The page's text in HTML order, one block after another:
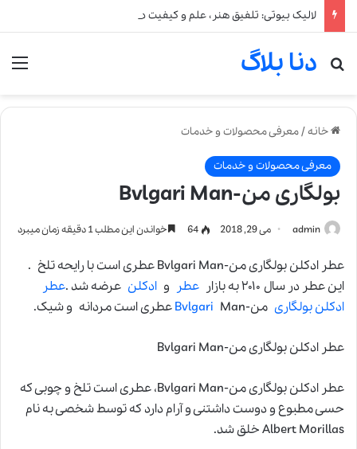
لالیک بیوتی: تلفیق هنر، علم و کیفیت در خلق عطرهای لالیک
دنا بلاگ
جستجو برای
خانه/معرفی محصولات و خدمات
معرفی محصولات و خدمات
بولگاری من-Bvlgari Man
admin می 29, 2018 64 خواندن این مطلب 1 دقیقه زمان میبرد
عطر ادکلن بولگاری من-Bvlgari Man عطری است با رایحه تلخ .
این عطر در سال ۲۰۱۰ به بازار
عطر و ادکلن عرضه شد .عطر
ادکلن بولگاری من- Bvlgari Man عطری است مردانه و شیک.
عطر ادکلن بولگاری من-Bvlgari Man
عطر ادکلن بولگاری من-Bvlgari Man، عطری است تلخ و چوبی که
حسی مطبوع و دوست داشتنی و آرام دارد که توسط شخصی به نام
Albert Morillas خلق شد.